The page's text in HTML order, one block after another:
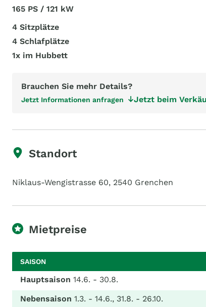
165 PS / 121 kW
4 Sitzplätze
4 Schlafplätze
1x im Hubbett
Brauchen Sie mehr Details?
Jetzt Informationen anfragen Jetzt beim
Standort
Niklaus-Wengistrasse 60, 2540 Grenchen
Mietpreise
SAISON
Hauptsaison 14.6. - 30.8.
Nebensaison 1.3. - 14.6., 31.8. - 26.10.